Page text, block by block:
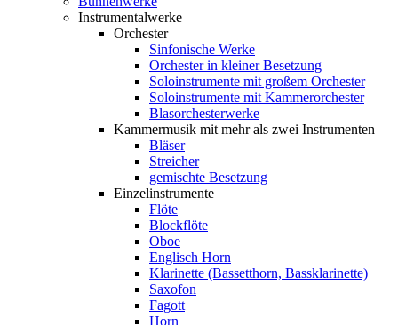
Instrumentalwerke
Orchester
Sinfonische Werke
Orchester in kleiner Besetzung
Soloinstrumente mit großem Orchester
Soloinstrumente mit Kammerorchester
Blasorchesterwerke
Kammermusik mit mehr als zwei Instrumenten
Bläser
Streicher
gemischte Besetzung
Einzelinstrumente
Flöte
Blockflöte
Oboe
Englisch Horn
Klarinette (Bassetthorn, Bassklarinette)
Saxofon
Fagott
Horn